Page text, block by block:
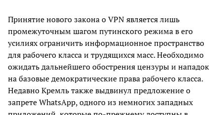
Принятие нового закона о VPN является лишь
промежуточным шагом путинского режима в его
усилиях ограничить информационное пространство
для рабочего класса и трудящихся масс. Необходимо
ожидать дальнейшего обострения цензуры и нападок
на базовые демократические права рабочего класса.
Недавно Кремль также выдвинул предложение о
запрете WhatsApp, одного из немногих западных